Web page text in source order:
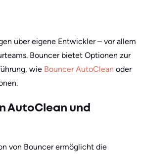
über eigene Entwickler – vor allem
Bouncer bietet Optionen zur
wie Bouncer AutoClean oder
AutoClean und
von Bouncer ermöglicht die